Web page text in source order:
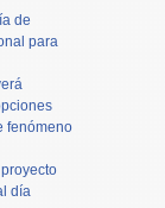
de
para
fenómeno
día